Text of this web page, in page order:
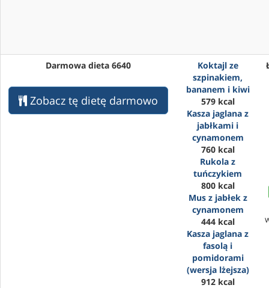
Darmowa dieta 6640
Zobacz tę dietę darmowo
Koktajl ze
szpinakiem,
bananem i kiwi
579 kcal
Kasza jaglana z
jabłkami i
cynamonem
760 kcal
Rukola z
tuńczykiem
800 kcal
Mus z jabłek z
cynamonem
444 kcal
Kasza jaglana z
fasolą i
pomidorami
(wersja lżejsza)
912 kcal